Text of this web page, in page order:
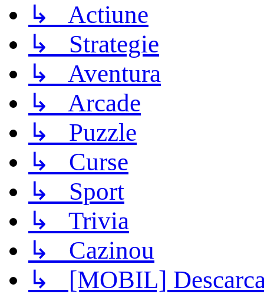
↳ Actiune
↳ Strategie
↳ Aventura
↳ Arcade
↳ Puzzle
↳ Curse
↳ Sport
↳ Trivia
↳ Cazinou
↳ [MOBIL]